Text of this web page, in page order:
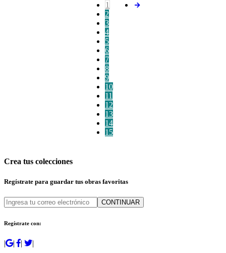
1
2
3
4
5
6
7
8
9
10
11
12
13
14
15
Crea tus colecciones
Regístrate para guardar tus obras favoritas
CONTINUAR
Regístrate con:
| | | |